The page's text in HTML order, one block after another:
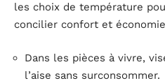
les choix de température
concilier confort et
Dans les pièces à vivre,
l’aise sans surconsommer.